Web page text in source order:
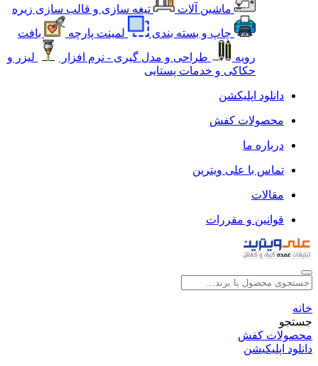
ماشین آلات
تیغه سازی و قالب سازی زیره
چاپ و بسته بندی
لمینت پارچه
بافت
رویه
طراحی و مدل گیری - نرم افزار
لیزر و
حکاکی و خدمات پستایی
دانلود اپلیکشن
محصولات کفش
درباره ما
تماس با علی ویترین
مقالات
قوانین و مقررات
خانه
جستجو
محصولات کفش
دانلود اپلیکیشن